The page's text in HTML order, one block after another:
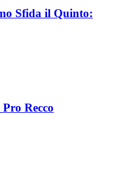
Sfida il Quinto:
Recco